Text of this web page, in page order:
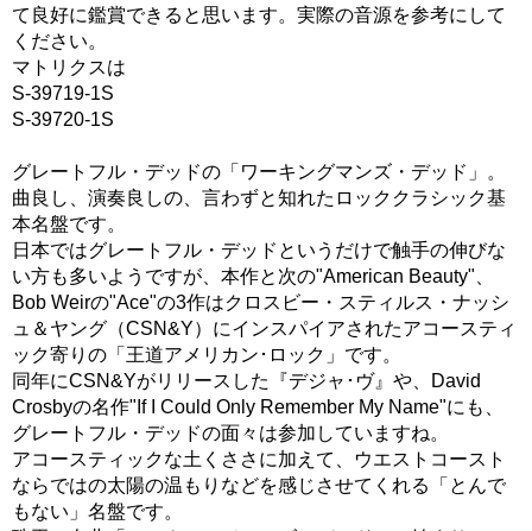
て良好に鑑賞できると思います。実際の音源を参考にして
ください。
マトリクスは
S-39719-1S
S-39720-1S
グレートフル・デッドの「ワーキングマンズ・デッド」。
曲良し、演奏良しの、言わずと知れたロッククラシック基
本名盤です。
日本ではグレートフル・デッドというだけで触手の伸びな
い方も多いようですが、本作と次の"American Beauty"、
Bob Weirの"Ace"の3作はクロスビー・スティルス・ナッシ
ュ＆ヤング（CSN&Y）にインスパイアされたアコースティ
ック寄りの「王道アメリカン･ロック」です。
同年にCSN&Yがリリースした『デジャ･ヴ』や、David
Crosbyの名作"If I Could Only Remember My Name"にも、
グレートフル・デッドの面々は参加していますね。
アコースティックな土くささに加えて、ウエストコースト
ならではの太陽の温もりなどを感じさせてくれる「とんで
もない」名盤です。